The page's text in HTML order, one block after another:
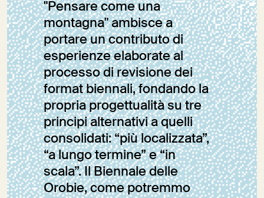
"Pensare come una
montagna" ambisce a
portare un contributo di
esperienze elaborate al
processo di revisione dei
format biennali, fondando la
propria progettualità su tre
principi alternativi a quelli
consolidati: “più localizzata”,
“a lungo termine” e “in
scala”. Il Biennale delle
Orobie, come potremmo